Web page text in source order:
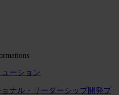
ーション
ョナル・リーダーシップ開発プ